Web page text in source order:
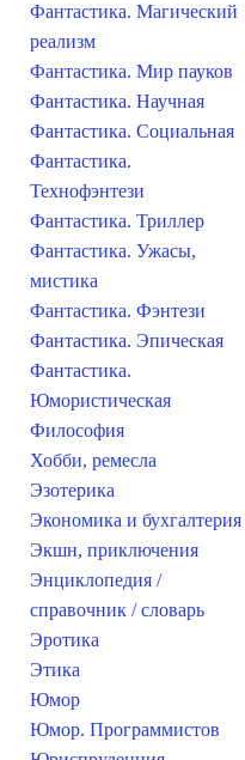
Фантастика. Магический
реализм
Фантастика. Мир пауков
Фантастика. Научная
Фантастика. Социальная
Фантастика.
Технофэнтези
Фантастика. Триллер
Фантастика. Ужасы,
мистика
Фантастика. Фэнтези
Фантастика. Эпическая
Фантастика.
Юмористическая
Философия
Хобби, ремесла
Эзотерика
Экономика и бухгалтерия
Экшн, приключения
Энциклопедия /
справочник / словарь
Эротика
Этика
Юмор
Юмор. Программистов